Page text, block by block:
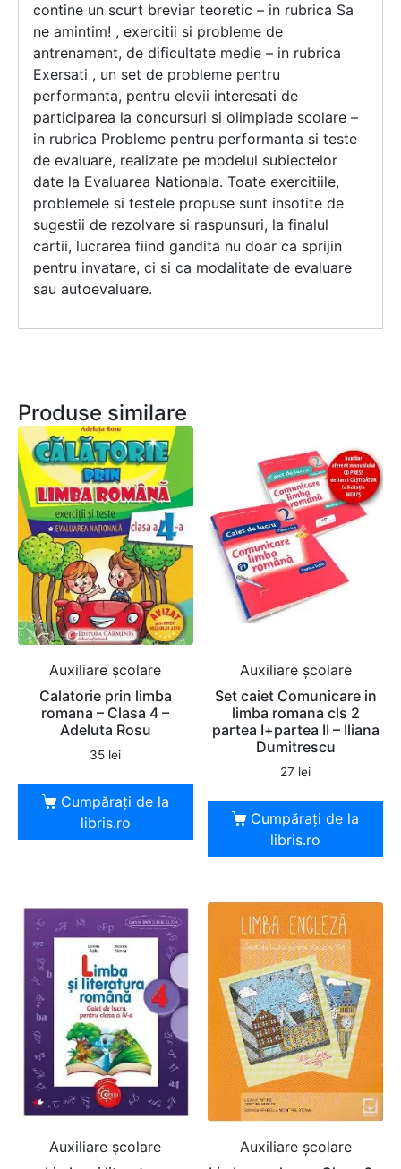
contine un scurt breviar teoretic – in rubrica Sa
ne amintim! , exercitii si probleme de
antrenament, de dificultate medie – in rubrica
Exersati , un set de probleme pentru
performanta, pentru elevii interesati de
participarea la concursuri si olimpiade scolare –
in rubrica Probleme pentru performanta si teste
de evaluare, realizate pe modelul subiectelor
date la Evaluarea Nationala. Toate exercitiile,
problemele si testele propuse sunt insotite de
sugestii de rezolvare si raspunsuri, la finalul
cartii, lucrarea fiind gandita nu doar ca sprijin
pentru invatare, ci si ca modalitate de evaluare
sau autoevaluare.
Produse similare
Auxiliare şcolare
Calatorie prin limba
romana – Clasa 4 –
Adeluta Rosu
35 lei
Cumpărați de la
libris.ro
Auxiliare şcolare
Set caiet Comunicare in
limba romana cls 2
partea I+partea II – Iliana
Dumitrescu
27 lei
Cumpărați de la
libris.ro
Auxiliare şcolare
Auxiliare şcolare